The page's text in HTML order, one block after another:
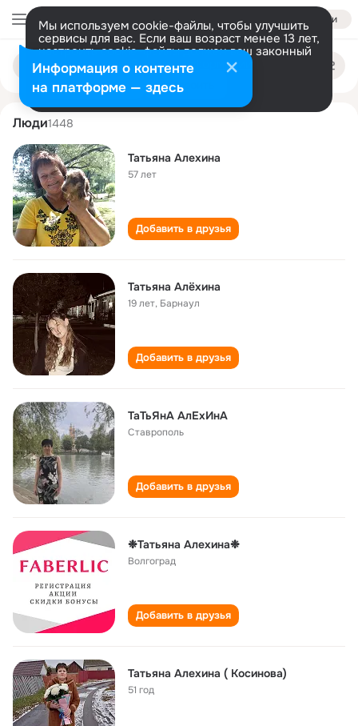
Войти
Мы используем cookie-файлы, чтобы улучшить
сервисы для вас. Если ваш возраст менее 13 лет,
настроить cookie-файлы должен ваш законный
представитель. Больше информации
Разрешить все Настроить
Поиск
людям
tatyana alekhina
Люди1448
Татьяна Алехина
57 лет
Добавить в друзья
Татьяна Алёхина
19 лет, Барнаул
Добавить в друзья
ТаТьЯнА АлЕхИнА
Ставрополь
Добавить в друзья
❉Татьяна Алехина❉
Волгоград
Добавить в друзья
Татьяна Алехина ( Косинова)
51 год
Информация о контенте
на платформе — здесь